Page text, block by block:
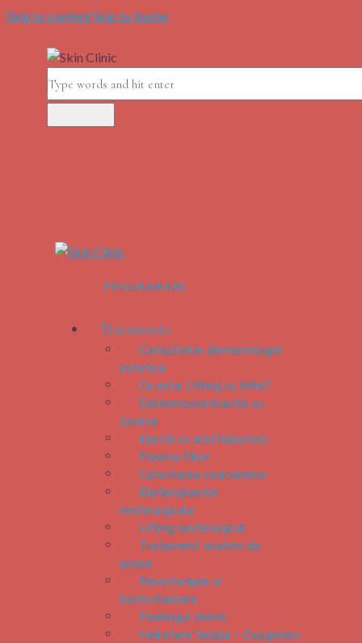
Skip to contentSkip to footer
PROGRAMARE
Tratamente
Consultatie dermatologie
estetica
Ce este Lifting cu Infini?
Diatermocontractia cu
Jovena
Injectii cu acid hialuronic
Plasma Filler
Corectarea cearcanelor
Blefaroplastie
nechirurgicala
Lifting nechirurgical
Tratament cicatrici de
acnee
Mezoterapie si
biorevitalizare
Peelingul chimic
Hidratare faciala – Oxygeneo